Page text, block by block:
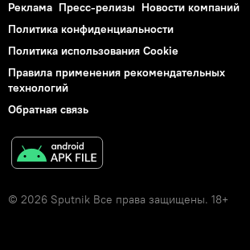
Реклама Пресс-релизы Новости компаний
Политика конфиденциальности
Политика использования Cookie
Правила применения рекомендательных
технологий
Обратная связь
© 2026 Sputnik Все права защищены. 18+